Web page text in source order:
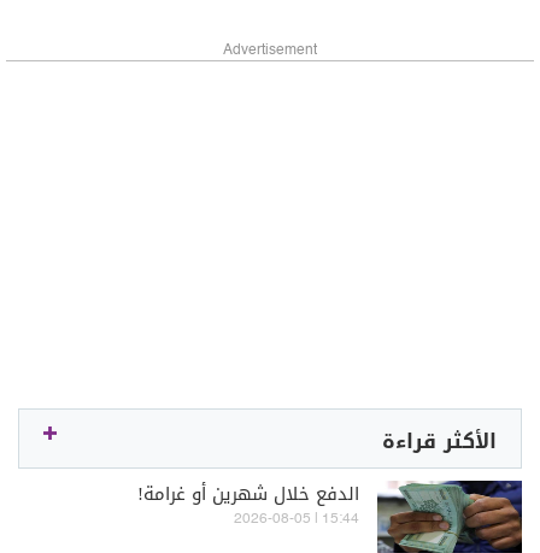
Advertisement
الأكثر قراءة
الدفع خلال شهرين أو غرامة!
15:44 | 2026-08-05